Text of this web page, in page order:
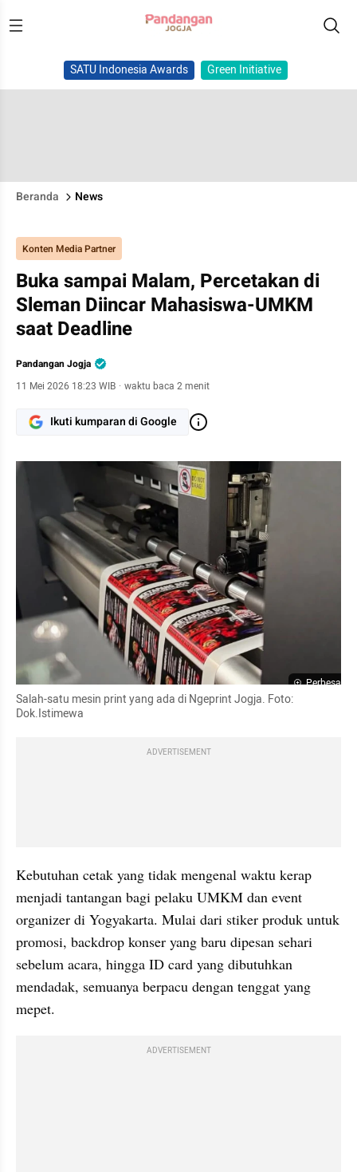
SATU Indonesia Awards Green Initiative
Beranda News
Konten Media Partner
Buka sampai Malam, Percetakan di
Sleman Diincar Mahasiswa-UMKM
saat Deadline
Pandangan Jogja
11 Mei 2026 18:23 WIB · waktu baca 2 menit
Ikuti kumparan di Google
Perbesar
Salah-satu mesin print yang ada di Ngeprint Jogja. Foto:
Dok.Istimewa
ADVERTISEMENT
Kebutuhan cetak yang tidak mengenal waktu kerap
menjadi tantangan bagi pelaku UMKM dan event
organizer di Yogyakarta. Mulai dari stiker produk untuk
promosi, backdrop konser yang baru dipesan sehari
sebelum acara, hingga ID card yang dibutuhkan
mendadak, semuanya berpacu dengan tenggat yang
mepet.
ADVERTISEMENT